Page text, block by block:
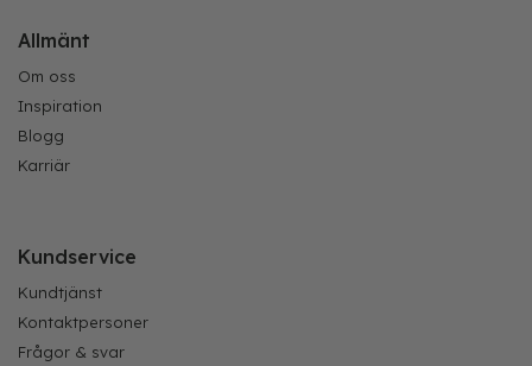
Allmänt
Om oss
Inspiration
Blogg
Karriär
Kundservice
Kundtjänst
Kontaktpersoner
Frågor & svar